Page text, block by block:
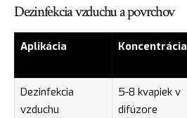
Dezinfekcia vzduchu a povrchov
Aplikácia Koncentrácia
Dezinfekcia
vzduchu
5-8 kvapiek v
difúzore